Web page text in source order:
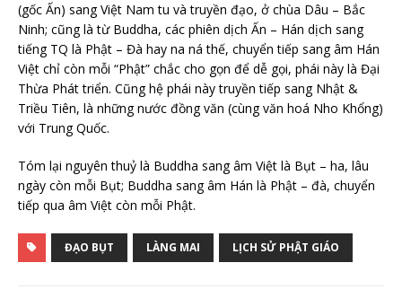
(gốc Ấn) sang Việt Nam tu và truyền đạo, ở chùa Dâu – Bắc
Ninh; cũng là từ Buddha, các phiên dịch Ấn – Hán dịch sang
tiếng TQ là Phật – Đà hay na ná thế, chuyển tiếp sang âm Hán
Việt chỉ còn mỗi “Phật” chắc cho gọn để dễ gọi, phái này là Đại
Thừa Phát triển. Cũng hệ phái này truyền tiếp sang Nhật &
Triều Tiên, là những nước đồng văn (cùng văn hoá Nho Khổng)
với Trung Quốc.
Tóm lại nguyên thuỷ là Buddha sang âm Việt là Bụt – ha, lâu
ngày còn mỗi Bụt; Buddha sang âm Hán là Phật – đà, chuyển
tiếp qua âm Việt còn mỗi Phật.
ĐẠO BỤT LÀNG MAI LỊCH SỬ PHẬT GIÁO